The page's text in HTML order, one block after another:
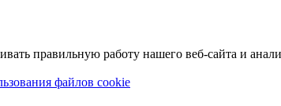
правильную работу нашего веб-сайта и
файлов cookie